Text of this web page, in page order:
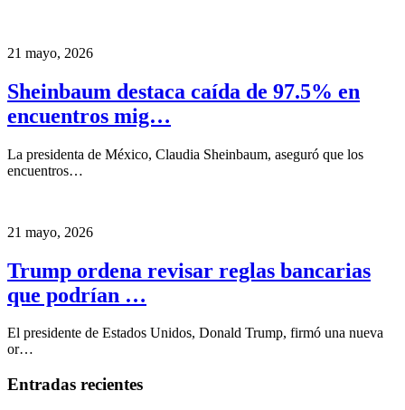
21 mayo, 2026
Sheinbaum destaca caída de 97.5% en
encuentros mig…
La presidenta de México, Claudia Sheinbaum, aseguró que los
encuentros…
21 mayo, 2026
Trump ordena revisar reglas bancarias
que podrían …
El presidente de Estados Unidos, Donald Trump, firmó una nueva
or…
Entradas recientes